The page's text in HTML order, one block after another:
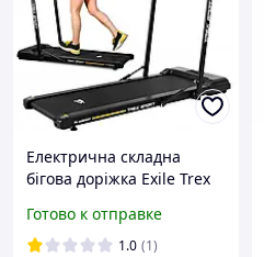
Електрична складна
бігова доріжка Exile Trex
Готово к отправке
1.0 (1)